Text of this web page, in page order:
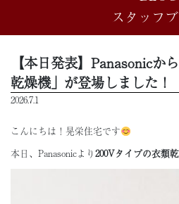
スタッフ
【本日発表】Panasonicか
乾燥機」が登場しました！
2026.7.1
こんにちは！晃栄住宅です
本日、Panasonicより 200Vタイプの衣類